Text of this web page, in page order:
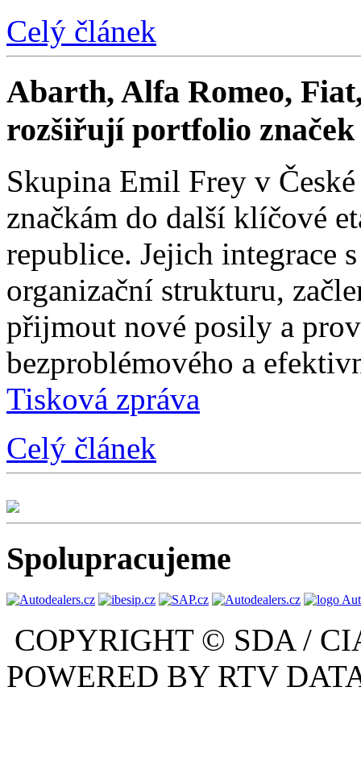
Celý článek
Abarth, Alfa Romeo,
rozšiřují portfolio
Skupina Emil Frey v
značkám do další klíčové
republice. Jejich integrace
organizační strukturu,
přijmout nové posily a
bezproblémového a
Tisková zpráva
Celý článek
Spolupracujeme
COPYRIGHT © SDA /
POWERED BY RTV